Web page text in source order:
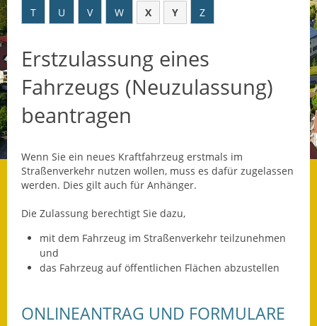
Datenschutz
Datenschutz im
Steueramt
Was die Alten noch
wussten!
Leichte Sprache
T
U V W X Y Z
Erstzulassung eines
Fahrzeugs (Neuzulassung)
beantragen
Wenn Sie ein neues Kraftfahrzeug erstmals im
Straßenverkehr nutzen wollen, muss es dafür zugelassen
werden. Dies gilt auch für Anhänger.
Die Zulassung berechtigt Sie dazu,
mit dem Fahrzeug im Straßenverkehr teilzunehmen
und
das Fahrzeug auf öffentlichen Flächen abzustellen
ONLINEANTRAG UND FORMULARE